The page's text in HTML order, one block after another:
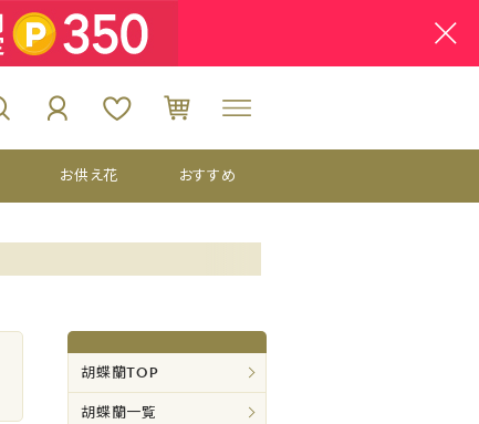
お供え花 おすすめ
胡蝶蘭TOP
胡蝶蘭一覧